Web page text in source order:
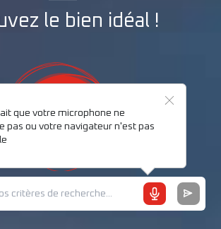
le bien idéal !
que votre microphone ne
pas ou votre navigateur n'est pas